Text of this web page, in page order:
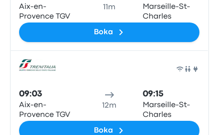
Aix-en-
Provence TGV
11m
Marseille-St-
Charles
Boka
09:03
Aix-en-
Provence TGV
12m
09:15
Marseille-St-
Charles
Boka